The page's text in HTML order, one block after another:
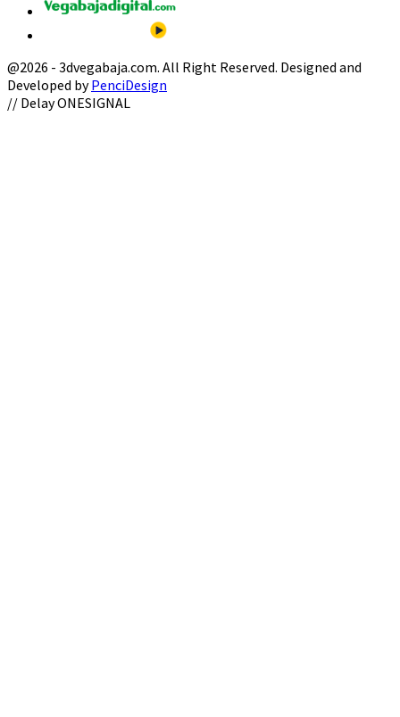
@2026 - 3dvegabaja.com. All Right Reserved. Designed and
Developed byPenciDesign
Facebook
Twitter
Instagram
Youtube
Email
// Delay ONESIGNAL